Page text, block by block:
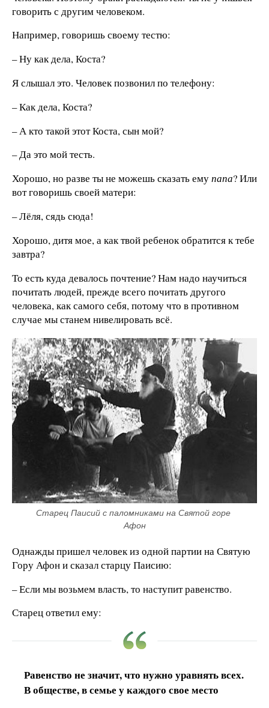
говорить с другим человеком.
Например, говоришь своему тестю:
– Ну как дела, Коста?
Я слышал это. Человек позвонил по телефону:
– Как дела, Коста?
– А кто такой этот Коста, сын мой?
– Да это мой тесть.
Хорошо, но разве ты не можешь сказать емупапа? Или
вот говоришь своей матери:
– Лёля, сядь сюда!
Хорошо, дитя мое, а как твой ребенок обратится к тебе
завтра?
То есть куда девалось почтение? Нам надо научиться
почитать людей, прежде всего почитать другого
человека, как самого себя, потому что в противном
случае мы станем нивелировать всё.
Старец Паисий с паломниками на Святой горе
Афон
Однажды пришел человек из одной партии на Святую
Гору Афон и сказал старцу Паисию:
– Если мы возьмем власть, то наступит равенство.
Старец ответил ему:
Равенство не значит, что нужно уравнять всех.
В обществе, в семье у каждого свое место